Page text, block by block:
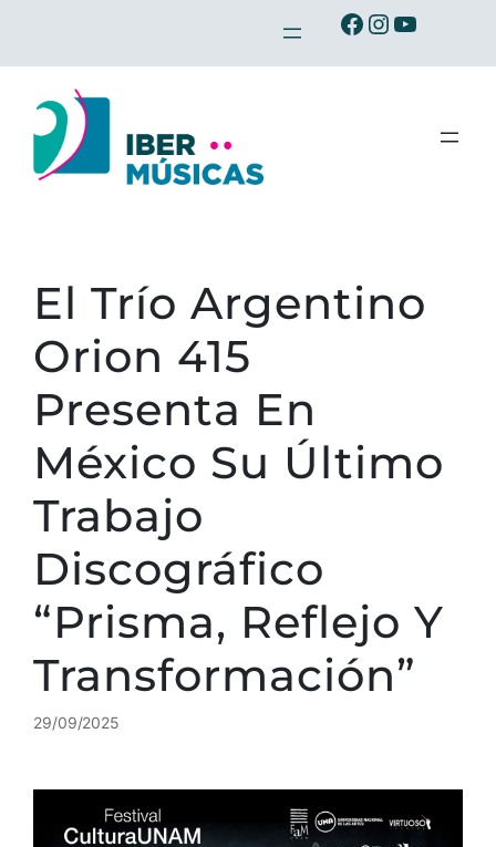
contenido
Ibermusicas en Facebook
Ibermusicas en Instagram
Ibermusicas en Youtube
El Trío Argentino
Orion 415
Presenta En
México Su Último
Trabajo
Discográfico
“Prisma, Reflejo Y
Transformación”
29/09/2025